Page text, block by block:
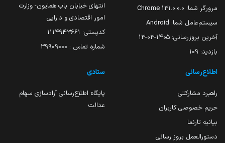
مرورگر شما: 131.0.0.0 Chrome
سیستم‌عامل شما: Android
آخرین بروزرسانی: ۱۴۰۵-۰۳-۱۳
بازدید: 109
انتهای خیابان باب همایون- وزارت
امور اقتصادی و دارایی
کدپستی: ۱۱۱۴۹۴۳۶۶۱
شماره تماس : 39909000
اطلاع‌رسانی
راهبرد مشارکتی
حریم خصوصی کاربران
بیانیه تارنما
دستورالعمل بروز رسانی
ستادی
پایگاه اطلاع‌رسانی آزادسازی سهام
عدالت